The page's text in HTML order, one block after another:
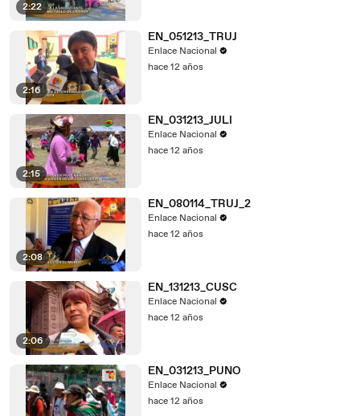
2:22
2:16
EN_051213_TRUJ
Enlace Nacional
hace 12 años
2:15
EN_031213_JULI
Enlace Nacional
hace 12 años
2:08
EN_080114_TRUJ_2
Enlace Nacional
hace 12 años
2:06
EN_131213_CUSC
Enlace Nacional
hace 12 años
EN_031213_PUNO
Enlace Nacional
hace 12 años